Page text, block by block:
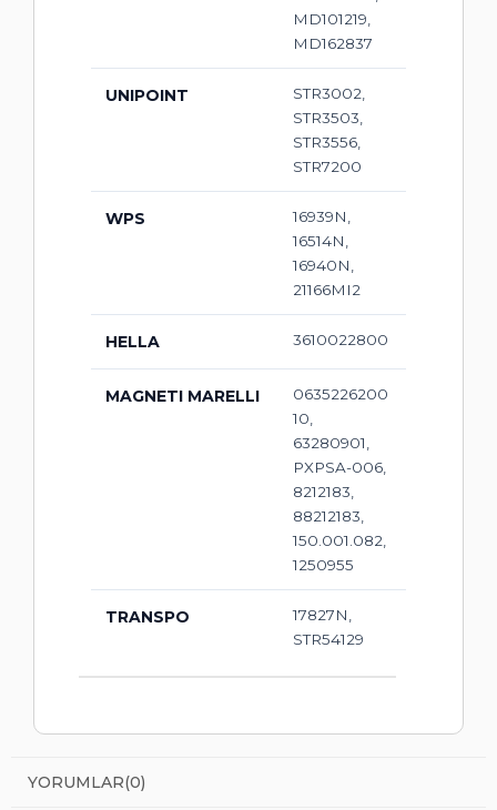
MD101219,
MD162837
UNIPOINT
STR3002,
STR3503,
STR3556,
STR7200
WPS
16939N,
16514N,
16940N,
21166MI2
HELLA 3610022800
MAGNETI MARELLI
0635226200
10,
63280901,
PXPSA-006,
8212183,
88212183,
150.001.082,
1250955
TRANSPO
17827N,
STR54129
YORUMLAR(0)